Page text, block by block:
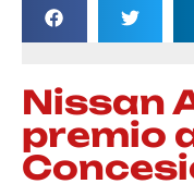
Nissan
premio